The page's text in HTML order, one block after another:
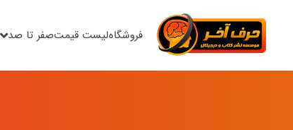
فروشگاهلیست قیمتصفر تا صد